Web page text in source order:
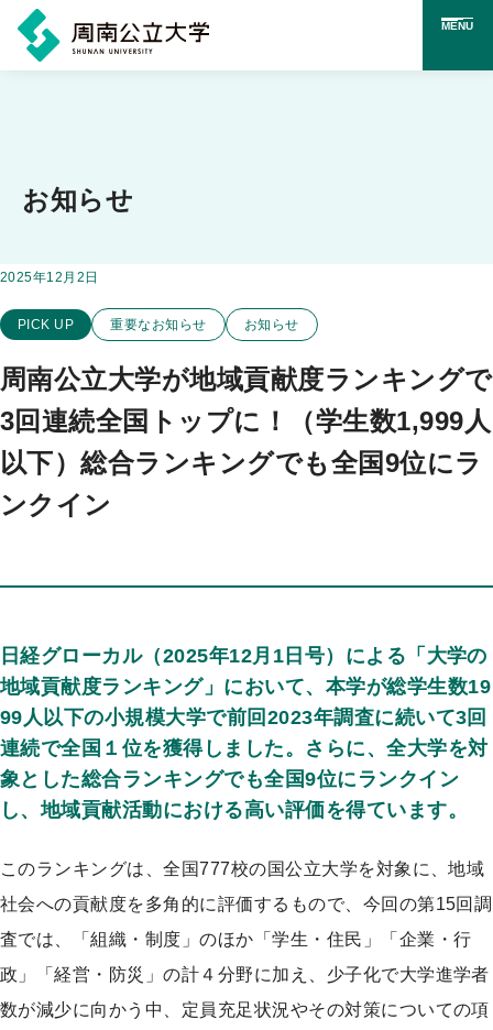
ツ
に
ス
キ
ッ
プ
MENU
お知らせ
掲載日：
2025年12月2日
この投稿のカテゴリー
PICK UP 重要なお知らせ お知らせ
周南公立大学が地域貢献度ランキングで
3回連続全国トップに！（学生数1,999人
以下）総合ランキングでも全国9位にラ
ンクイン
日経グローカル（2025年12月1日号）による「大学の
地域貢献度ランキング」において、本学が総学生数19
99人以下の小規模大学で前回2023年調査に続いて3回
連続で全国１位を獲得しました。さらに、全大学を対
象とした総合ランキングでも全国9位にランクイン
し、地域貢献活動における高い評価を得ています。
このランキングは、全国777校の国公立大学を対象に、地域
社会への貢献度を多角的に評価するもので、今回の第15回調
査では、「組織・制度」のほか「学生・住民」「企業・行
政」「経営・防災」の計４分野に加え、少子化で大学進学者
数が減少に向かう中、定員充足状況やその対策についての項